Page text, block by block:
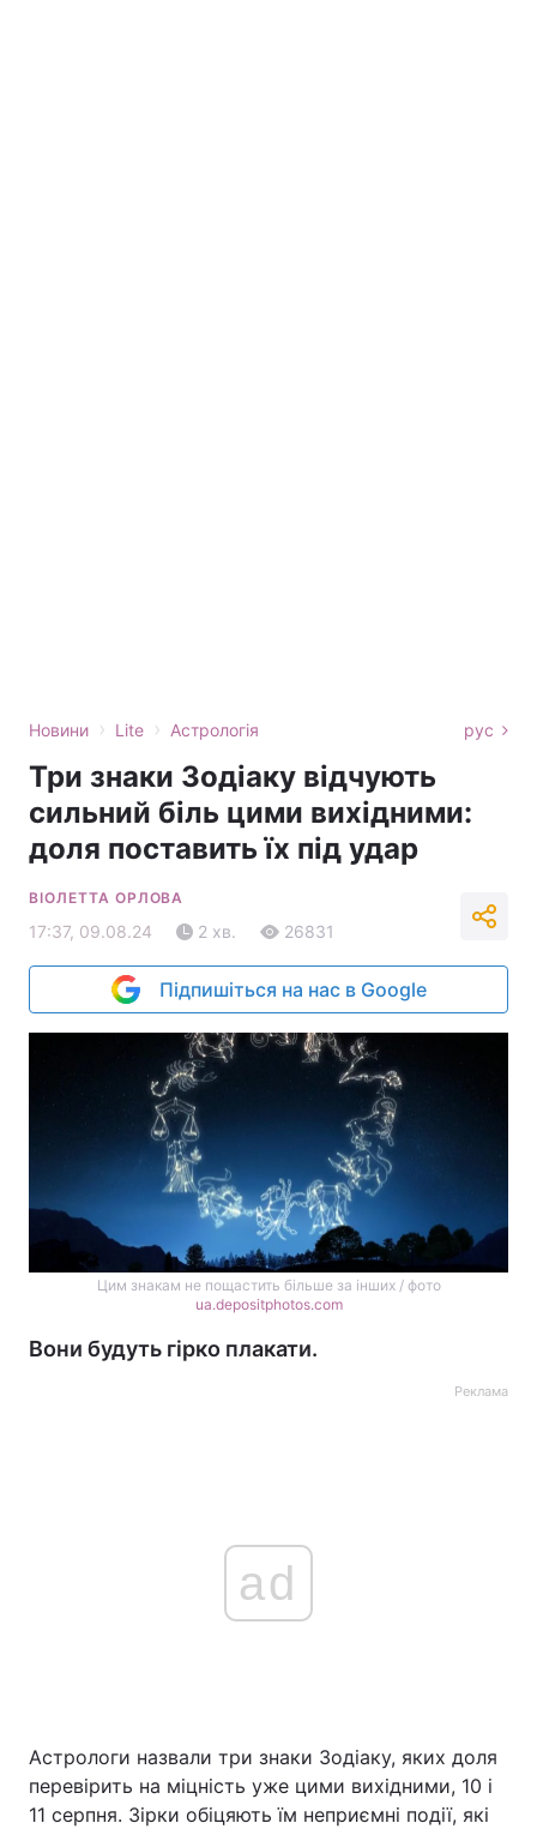
Новини › Lite › Астрологія рус
Три знаки Зодіаку відчують
сильний біль цими вихідними:
доля поставить їх під удар
ВІОЛЕТТА ОРЛОВА
17:37, 09.08.24 2 хв. 26831
Підпишіться на нас в Google
Цим знакам не пощастить більше за інших / фото
ua.depositphotos.com
Вони будуть гірко плакати.
Реклама
ad
Астрологи назвали три знаки Зодіаку, яких доля
перевірить на міцність уже цими вихідними, 10 і
11 серпня. Зірки обіцяють їм неприємні події, які